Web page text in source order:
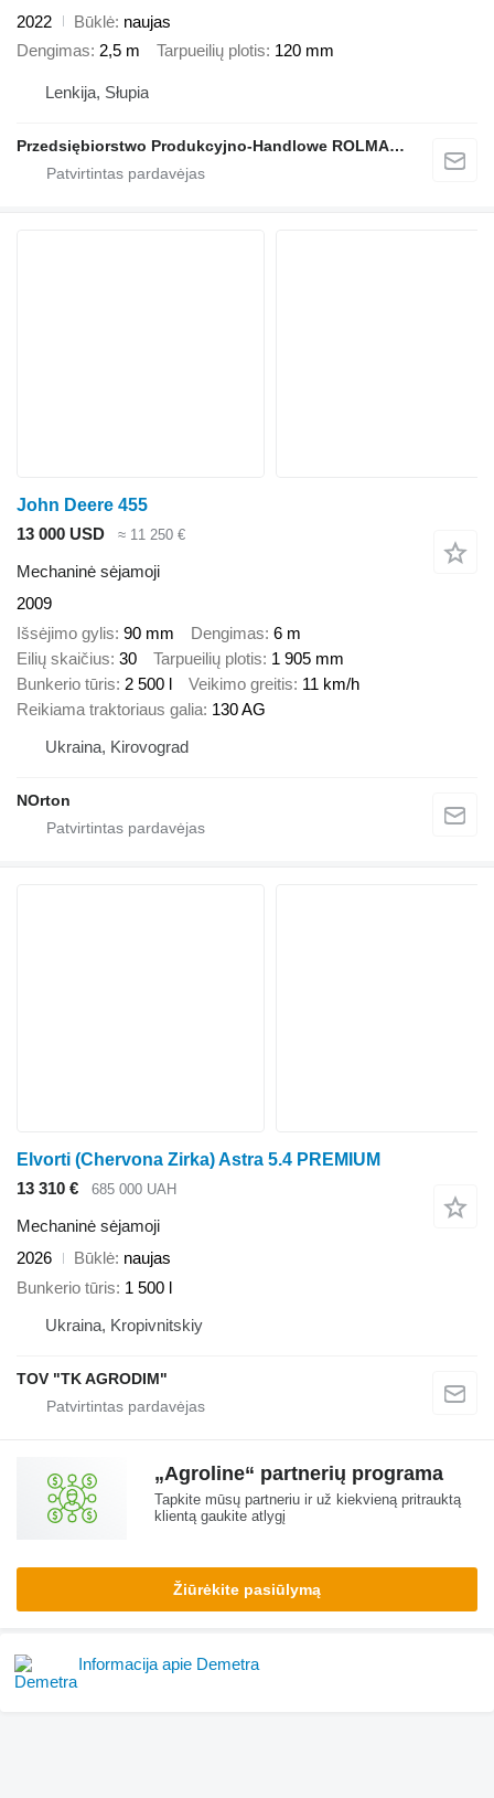
2022
Būklė naujas
Dengimas 2,5 m Tarpueilių plotis 120 mm
Lenkija, Słupia
Przedsiębiorstwo Produkcyjno-Handlowe ROLMAPOL Marcin Dziekan
John Deere 455
13 000 USD
≈ 11 250 €
Mechaninė sėjamoji
2009
Išsėjimo gylis 90 mm Dengimas 6 m
Eilių skaičius 30 Tarpueilių plotis 1 905 mm
Bunkerio tūris 2 500 l Veikimo greitis 11 km/h
Reikiama traktoriaus galia 130 AG
Ukraina, Kirovograd
NOrton
Elvorti (Chervona Zirka) Astra 5.4 PREMIUM
13 310 €
685 000 UAH
Mechaninė sėjamoji
2026
Būklė naujas
Bunkerio tūris 1 500 l
Ukraina, Kropivnitskiy
TOV "TK AGRODIM"
„Agroline“ partnerių programa
Tapkite mūsų partneriu ir už kiekvieną pritrauktą
klientą gaukite atlygį
Žiūrėkite pasiūlymą
Informacija apie Demetra